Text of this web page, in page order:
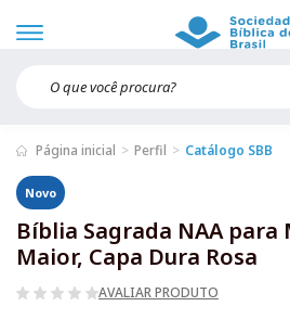
Página inicial Perfil Catálogo SBB
Novo
Bíblia Sagrada NAA para
Maior, Capa Dura Rosa
AVALIAR PRODUTO